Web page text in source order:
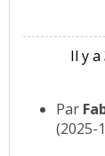
Il y a
Par
(2025-